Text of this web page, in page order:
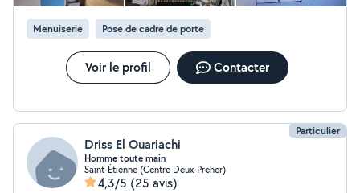
Menuiserie Pose de cadre de porte
Voir le profil Contacter
Particulier
Driss El Ouariachi
Homme toute main
Saint-Étienne (Centre Deux-Preher)
4,3/5 (25 avis)